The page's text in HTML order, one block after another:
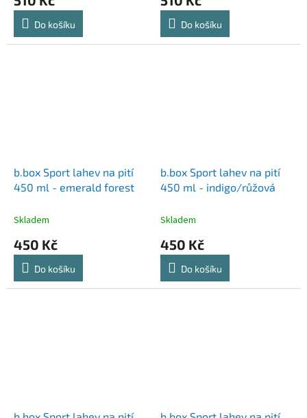
Do košíku Do košíku
b.box Sport lahev na pití
450 ml - emerald forest
Skladem
450 Kč
Do košíku
b.box Sport lahev na pití
450 ml - indigo/růžová
Skladem
450 Kč
Do košíku